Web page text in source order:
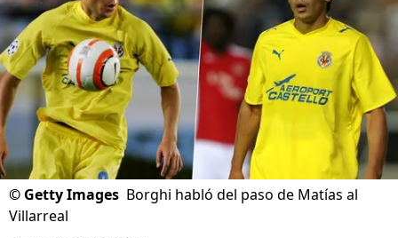
© Getty Images Borghi habló del paso de Matías al
Villarreal